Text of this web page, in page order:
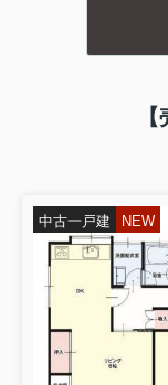
中古一戸建 NEW